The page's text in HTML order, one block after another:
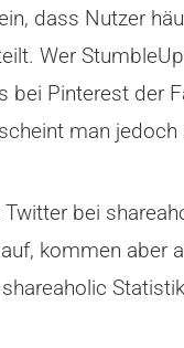
dass Nutzer
Wer
Pinterest der
man
bei
kommen